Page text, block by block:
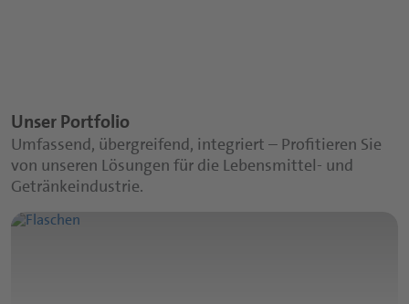
Unser Portfolio
Umfassend, übergreifend, integriert – Profitieren Sie
von unseren Lösungen für die Lebensmittel- und
Getränkeindustrie.